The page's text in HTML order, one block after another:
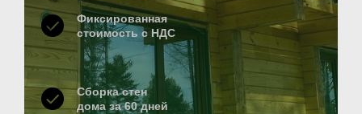
Фиксированная
стоимость с НДС
Сборка стен
дома за 60 дней